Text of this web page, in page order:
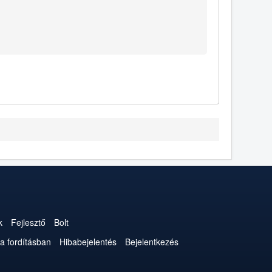
Fejlesztő
Bolt
fordításban Hibabejelentés
Bejelentkezés